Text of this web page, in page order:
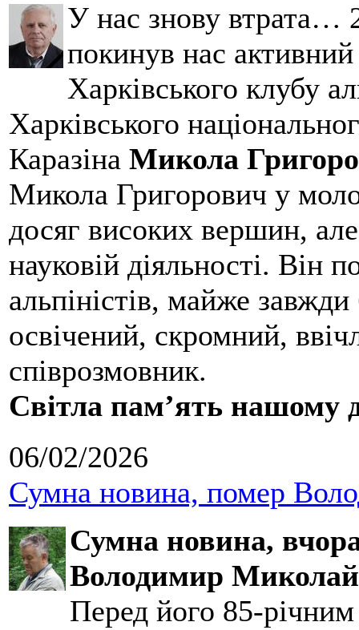
У нас знову втрата…
покинув нас
Харківського клубу
Харківського
Каразіна Микола
Микола Григорович у
досяг високих вершин,
науковій діяльності. Він
альпіністів, майже
освічений, скромний,
співрозмовник.
Світла пам’ять нашому
06/02/2026
Сумна новина, помер
Сумна новина,
Володимир
Перед його 85-